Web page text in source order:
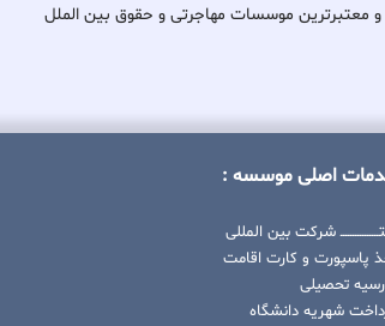
و معتبرترین موسسات مهاجرتی و حقوق بین الملل
اصلی موسسه :
شرکت بین المللی
پاسپورت و کارت اقامت
تحصیلی
شهریه دانشگاه